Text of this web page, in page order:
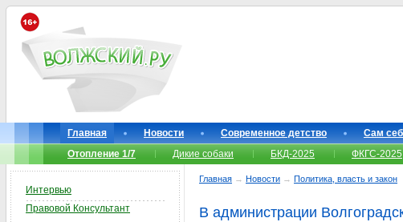
Главная Новости Современное детство Сам
Отопление 1/7
Дикие собаки БКД-2025 ФКГС-2025
Главная → Новости → Политика, власть и закон
В администрации
Интервью
Правовой Консультант